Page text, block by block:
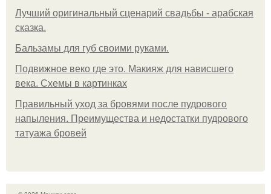
Лучший оригинальный сценарий свадьбы - арабская
сказка.
Бальзамы для губ своими руками.
Подвижное веко где это. Макияж для нависшего
века. Схемы в картинках
Правильный уход за бровями после пудрового
напыления. Преимущества и недостатки пудрового
татуажа бровей